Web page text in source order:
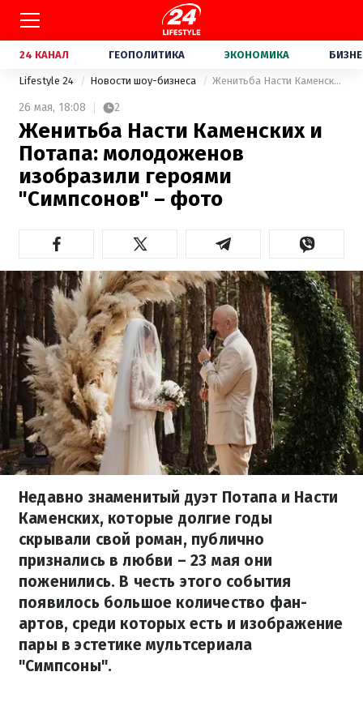
24 КАНАЛ ГЕОПОЛИТИКА ЭКОНОМИКА
Lifestyle 24 Новости шоу-бизнеса Женитьба Насти Каменских и Потапа: молодоженов изобразили героями "Симпсонов" – фото
26 мая, 18:08 2
Женитьба Насти Каменских и
Потапа: молодоженов
изобразили героями
"Симпсонов" – фото
Недавно знаменитый дуэт Потапа и Насти
Каменских, которые долгие годы
скрывали свой роман, публично
признались в любви – 23 мая они
поженились. В честь этого события
появилось большое количество фан-
артов, среди которых есть и изображение
пары в эстетике мультсериала
"Симпсоны".